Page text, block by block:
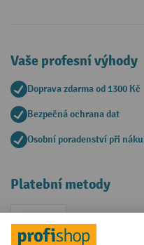
Vaše profesní výhody
Doprava zdarma od 1300 Kč
Bezpečná ochrana dat
Osobní poradenství při
Platební metody
Faktura